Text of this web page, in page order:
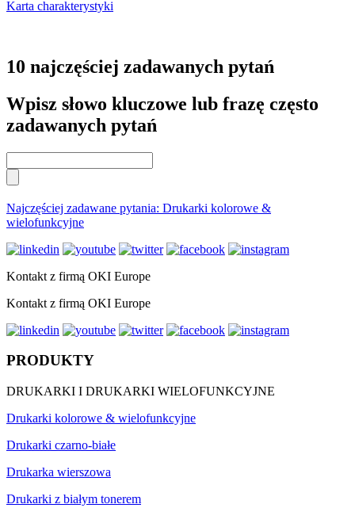
Karta charakterystyki
10 najczęściej zadawanych pytań
Wpisz słowo kluczowe lub frazę często
zadawanych pytań
Najczęściej zadawane pytania: Drukarki kolorowe &
wielofunkcyjne
Kontakt z firmą OKI Europe
Kontakt z firmą OKI Europe
PRODUKTY
DRUKARKI I DRUKARKI WIELOFUNKCYJNE
Drukarki kolorowe & wielofunkcyjne
Drukarki czarno-białe
Drukarka wierszowa
Drukarki z białym tonerem